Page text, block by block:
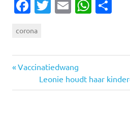
Facebook
Twitter
Email
corona
Bericht
navigatie
Vorige
bericht:
Vaccinatiedwang
Volgende
bericht:
Leonie houdt haar